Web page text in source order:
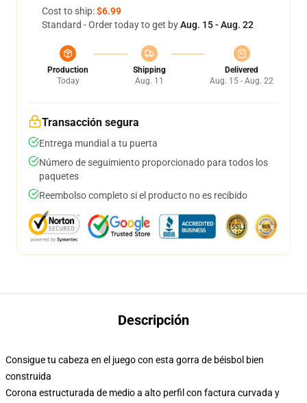
Cost to ship:$6.99
Standard - Order today to get byAug. 15 - Aug. 22
Production
Today
Shipping
Aug. 11
Delivered
Aug. 15 - Aug. 22
Transacción segura
Entrega mundial a tu puerta
Número de seguimiento proporcionado para todos los
paquetes
Reembolso completo si el producto no es recibido
Descripción
Consigue tu cabeza en el juego con esta gorra de béisbol bien
construida
Corona estructurada de medio a alto perfil con factura curvada y